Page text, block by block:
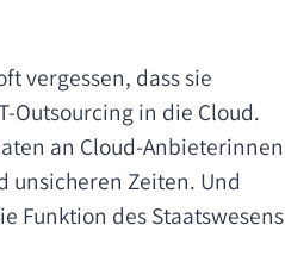
vergessen, dass sie
Outsourcing in die Cloud.
an Cloud-Anbieterinnen
unsicheren Zeiten. Und
Funktion des Staatswesens